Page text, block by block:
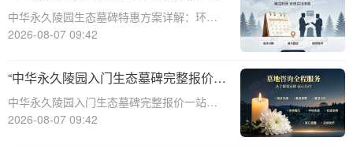
整报价与一站式服务打包特惠解析
中华永久陵园生态墓碑特惠方案详解：环
保、经济、个性化选择☎ 中华永久陵园电
提升，选择一个环保且经济的陵园及墓碑成
为许多家庭的考虑。中华永久陵园，作
2026-08-07 09:42
“中华永久陵园入门生态墓碑完整报价
一站式服务打包特惠详解”
中华永久陵园入门生态墓碑完整报价一站式
服务打包特惠详解☎ 中华永久陵园电话:400-
2026-08-07 09:42